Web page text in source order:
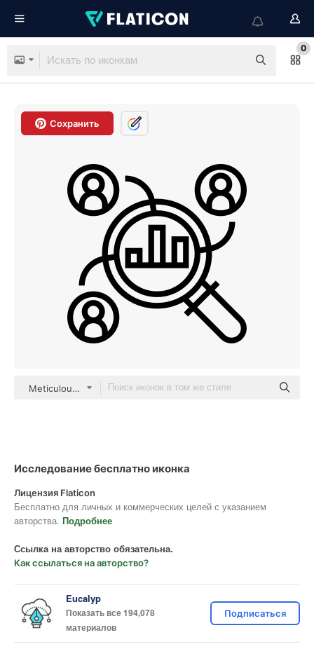
0
Сохранить
Meticulous Line
Исследование бесплатно иконка
Лицензия Flaticon
Бесплатно для личных и коммерческих целей с указанием
авторства. Подробнее
Ссылка на авторство обязательна.
Как ссылаться на авторство?
Eucalyp
Показать все 194,078
материалов
Подписаться